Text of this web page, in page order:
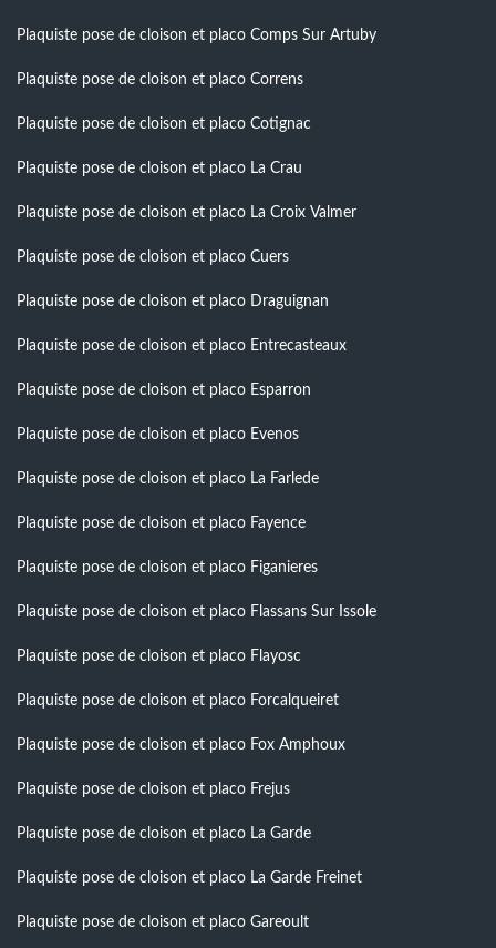
Plaquiste pose de cloison et placo Comps Sur Artuby
Plaquiste pose de cloison et placo Correns
Plaquiste pose de cloison et placo Cotignac
Plaquiste pose de cloison et placo La Crau
Plaquiste pose de cloison et placo La Croix Valmer
Plaquiste pose de cloison et placo Cuers
Plaquiste pose de cloison et placo Draguignan
Plaquiste pose de cloison et placo Entrecasteaux
Plaquiste pose de cloison et placo Esparron
Plaquiste pose de cloison et placo Evenos
Plaquiste pose de cloison et placo La Farlede
Plaquiste pose de cloison et placo Fayence
Plaquiste pose de cloison et placo Figanieres
Plaquiste pose de cloison et placo Flassans Sur Issole
Plaquiste pose de cloison et placo Flayosc
Plaquiste pose de cloison et placo Forcalqueiret
Plaquiste pose de cloison et placo Fox Amphoux
Plaquiste pose de cloison et placo Frejus
Plaquiste pose de cloison et placo La Garde
Plaquiste pose de cloison et placo La Garde Freinet
Plaquiste pose de cloison et placo Gareoult